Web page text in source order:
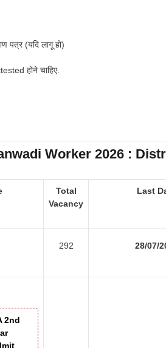
पत्र (यदि लागू हो)
होने चाहिए.
Worker 2026 :
Total
Vacancy
Last
292 28/07/
2nd